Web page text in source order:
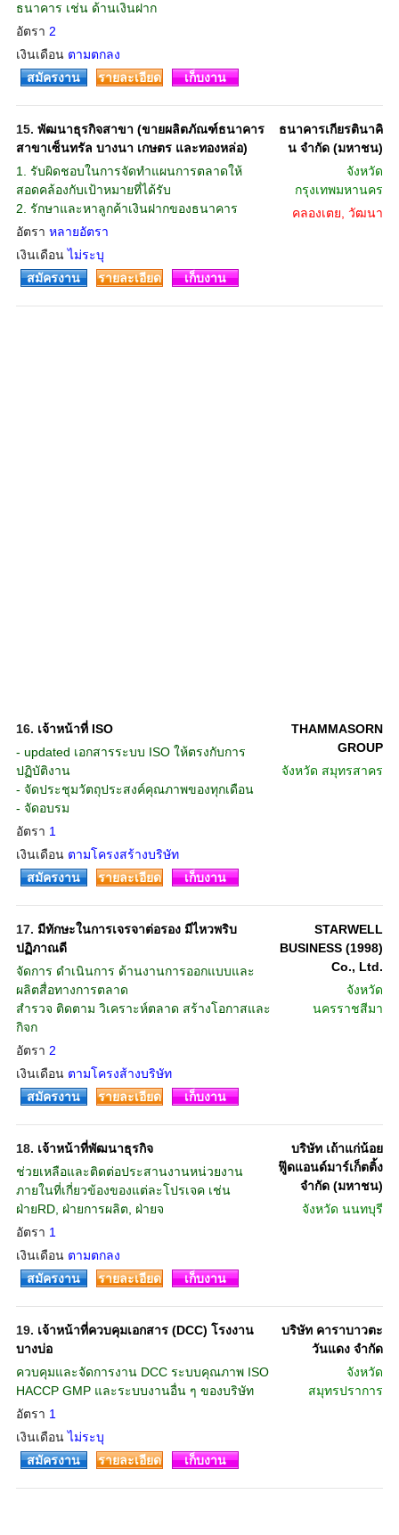
ธนาคาร เช่น ด้านเงินฝาก
อัตรา 2
เงินเดือน ตามตกลง
สมัครงาน รายละเอียด เก็บงาน
15. พัฒนาธุรกิจสาขา (ขายผลิตภัณฑ์ธนาคาร
สาขาเซ็นทรัล บางนา เกษตร และทองหล่อ)
1. รับผิดชอบในการจัดทำแผนการตลาดให้
สอดคล้องกับเป้าหมายที่ได้รับ
2. รักษาและหาลูกค้าเงินฝากของธนาคาร
อัตรา หลายอัตรา
เงินเดือนไม่ระบุ
ธนาคารเกียรตินาคิ
น จำกัด (มหาชน)
จังหวัด
กรุงเทพมหานคร
คลองเตย, วัฒนา
สมัครงาน รายละเอียด เก็บงาน
16. เจ้าหน้าที่ ISO
- updated เอกสารระบบ ISO ให้ตรงกับการ
ปฏิบัติงาน
- จัดประชุมวัตถุประสงค์คุณภาพของทุกเดือน
- จัดอบรม
อัตรา 1
เงินเดือน ตามโครงสร้างบริษัท
THAMMASORN
GROUP
จังหวัด สมุทรสาคร
สมัครงาน รายละเอียด เก็บงาน
17. มีทักษะในการเจรจาต่อรอง มีไหวพริบ
ปฏิภาณดี
จัดการ ดำเนินการ ด้านงานการออกแบบและ
ผลิตสื่อทางการตลาด
สำรวจ ติดตาม วิเคราะห์ตลาด สร้างโอกาสและ
กิจก
อัตรา 2
เงินเดือน ตามโครงส้างบริษัท
STARWELL
BUSINESS (1998)
Co., Ltd.
จังหวัด
นครราชสีมา
สมัครงาน รายละเอียด เก็บงาน
18. เจ้าหน้าที่พัฒนาธุรกิจ
ช่วยเหลือและติดต่อประสานงานหน่วยงาน
ภายในที่เกี่ยวข้องของแต่ละโปรเจค เช่น
ฝ่ายRD, ฝ่ายการผลิต, ฝ่ายจ
อัตรา 1
เงินเดือน ตามตกลง
บริษัท เถ้าแก่น้อย
ฟู๊ดแอนด์มาร์เก็ตติ้ง
จำกัด (มหาชน)
จังหวัด นนทบุรี
สมัครงาน รายละเอียด เก็บงาน
19. เจ้าหน้าที่ควบคุมเอกสาร (DCC) โรงงาน
บางบ่อ
ควบคุมและจัดการงาน DCC ระบบคุณภาพ ISO
HACCP GMP และระบบงานอื่น ๆ ของบริษัท
อัตรา 1
เงินเดือนไม่ระบุ
บริษัท คาราบาวตะ
วันแดง จำกัด
จังหวัด
สมุทรปราการ
สมัครงาน รายละเอียด เก็บงาน